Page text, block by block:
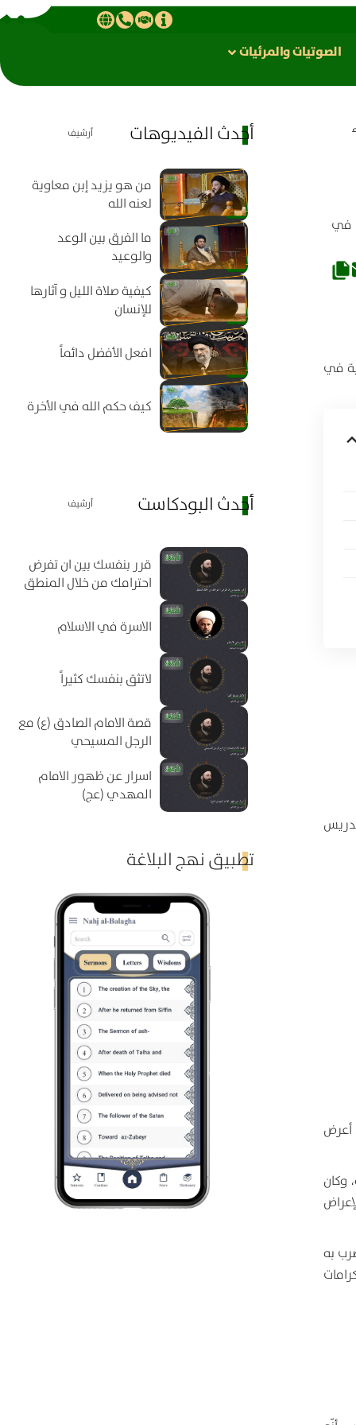
الصوتیات والمرئیات
في
في
أعرض
وكان
به
أحدث الفيديوهات أرشيف
من هو يزيد إبن معاوية
لعنه الله
ما الفرق بين الوعد
والوعيد
كيفية صلاة الليل و آثارها
للإنسان
افعل الأفضل دائماً
كيف حكم الله في الأخرة
أحدث البودكاست أرشيف
قرر بنفسك بين ان تفرض
احترامك من خلال المنطق
الاسرة في الاسلام
لاتثق بنفسك كثيراً
قصة الامام الصادق (ع) مع
الرجل المسيحي
اسرار عن ظهور الامام
المهدي (عج)
تطبيق نهج البلاغة